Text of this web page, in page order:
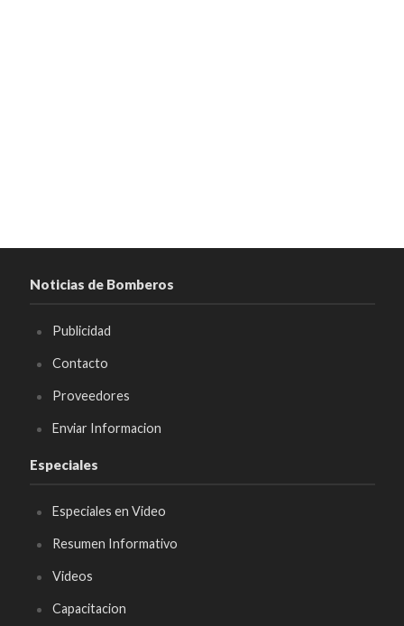
Noticias de Bomberos
Publicidad
Contacto
Proveedores
Enviar Informacion
Especiales
Especiales en Video
Resumen Informativo
Videos
Capacitacion